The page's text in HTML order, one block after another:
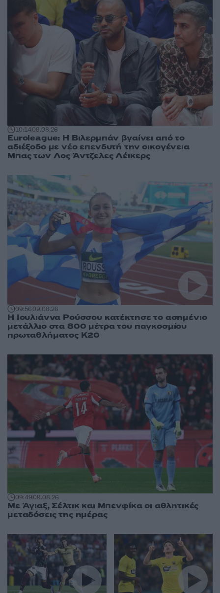
10:1409.08.26
Euroleague: Η Βιλερμπάν βγαίνει από το
αδιέξοδο με νέο επενδυτή την οικογένεια
Μπας των Λος Άντζελες Λέικερς
09:5609.08.26
Η Ιουλιάννα Ρούσσου κατέκτησε το ασημένιο
μετάλλιο στα 800 μέτρα του παγκοσμίου
πρωταθλήματος Κ20
09:4909.08.26
Με Άγιαξ, Σέλτικ και Μπενφίκα οι αθλητικές
μεταδόσεις της ημέρας